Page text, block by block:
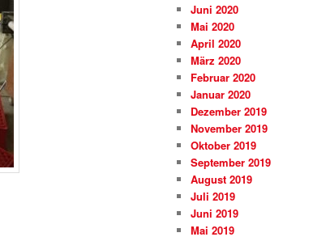
Juni 2020
Mai 2020
April 2020
März 2020
Februar 2020
Januar 2020
Dezember 2019
November 2019
Oktober 2019
September 2019
August 2019
Juli 2019
Juni 2019
Mai 2019